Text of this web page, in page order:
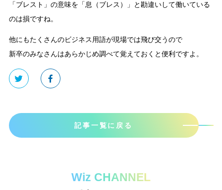
「ブレスト」の意味を「息（ブレス）」と勘違いして働いている
のは損ですね。
他にもたくさんのビジネス用語が現場では飛び交うので
新卒のみなさんはあらかじめ調べて覚えておくと便利ですよ。
記事一覧に戻る
Wiz CHANNEL